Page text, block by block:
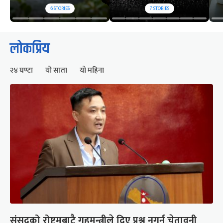
6STORIES 7STORIES
लोकप्रिय
२४ घण्टा यो साता यो महिना